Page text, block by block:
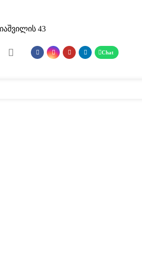
43